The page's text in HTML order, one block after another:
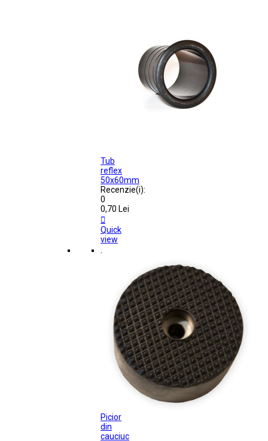
Tub
reflex
50x60mm
Recenzie(i):
0
0,70 Lei

Quick
view
.
Picior
din
cauciuc